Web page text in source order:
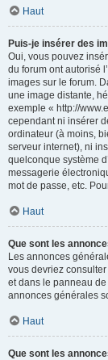
Haut
Puis-je insérer des
Oui, vous pouvez
du forum ont autorisé
images sur le forum.
une image distante,
exemple « http://
cependant ni insérer
ordinateur (à moins,
serveur internet), ni
quelconque système
messagerie
mot de passe, etc.
Haut
Que sont les
Les annonces
vous devriez
et dans le panneau
annonces générales
Haut
Que sont les